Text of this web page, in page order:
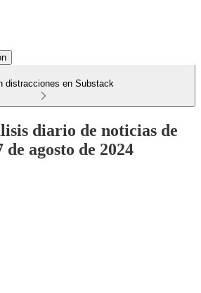
distracciones en Substack
diario de noticias de
agosto de 2024